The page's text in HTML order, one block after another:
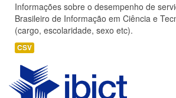
Informações sobre o desempenho de
Brasileiro de Informação em Ciência e
(cargo, escolaridade, sexo etc).
CSV